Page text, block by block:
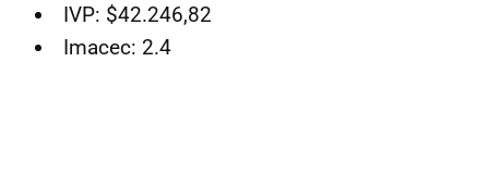
IVP: $42.246,82
Imacec: 2.4